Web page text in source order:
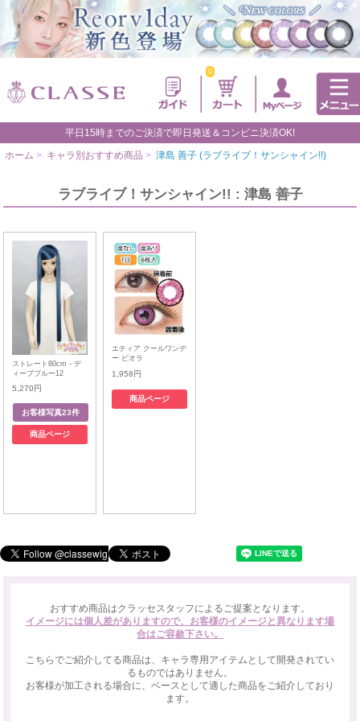
0
平日15時までのご決済で即日発送＆コンビニ決済OK!
ホーム > キャラ別おすすめ商品 > 津島 善子 (ラブライブ！サンシャイン!!)
ラブライブ！サンシャイン!! : 津島 善子
ストレート80cm - デ
ィープブルー12
5,270円
商品ページ
エティア クールワンデ
ー ビオラ
1,958円
商品ページ
おすすめ商品はクラッセスタッフによるご提案となります。
イメージには個人差がありますので、お客様のイメージと異なります場
合はご容赦下さい。
こちらでご紹介してる商品は、キャラ専用アイテムとして開発されてい
るものではありません。
お客様が加工される場合に、ベースとして適した商品をご紹介しており
ます。